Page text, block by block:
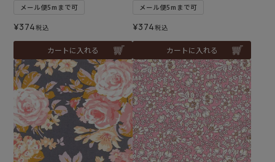
メール便5mまで可
¥374税込
カートに入れる
メール便5mまで可
¥374税込
カートに入れる